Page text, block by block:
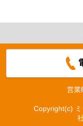
営業
Copyright(c)